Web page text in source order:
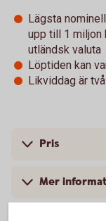
Lägsta
upp till 1 miljon
utländsk valuta
Löptiden kan
Likviddag är
Pris
Mer